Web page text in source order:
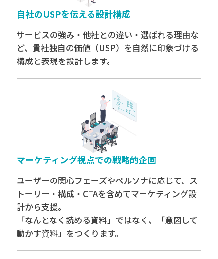
自社のUSPを伝える設計構成
サービスの強み・他社との違い・選ばれる理由な
ど、貴社独自の価値（USP）を自然に印象づける
構成と表現を設計します。
マーケティング視点での戦略的企画
ユーザーの関心フェーズやペルソナに応じて、ス
トーリー・構成・CTAを含めてマーケティング設
計から支援。
「なんとなく読める資料」ではなく、「意図して
動かす資料」をつくります。